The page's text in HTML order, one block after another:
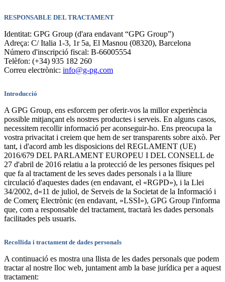
RESPONSABLE DEL TRACTAMENT
Identitat: GPG Group (d'ara endavant “GPG Group”)
Adreça: C/ Italia 1-3, 1r 5a, El Masnou (08320), Barcelona
Número d'inscripció fiscal: B-66005554
Telèfon: (+34) 935 182 260
Correu electrònic: info@g-pg.com
Introducció
A GPG Group, ens esforcem per oferir-vos la millor experiència
possible mitjançant els nostres productes i serveis. En alguns casos,
necessitem recollir informació per aconseguir-ho. Ens preocupa la
vostra privacitat i creiem que hem de ser transparents sobre això. Per
tant, i d'acord amb les disposicions del REGLAMENT (UE)
2016/679 DEL PARLAMENT EUROPEU I DEL CONSELL de
27 d'abril de 2016 relatiu a la protecció de les persones físiques pel
que fa al tractament de les seves dades personals i a la lliure
circulació d'aquestes dades (en endavant, el «RGPD»), i la Llei
34/2002, d«11 de juliol, de Serveis de la Societat de la Informació i
de Comerç Electrònic (en endavant, »LSSI»), GPG Group l'informa
que, com a responsable del tractament, tractarà les dades personals
facilitades pels usuaris.
Recollida i tractament de dades personals
A continuació es mostra una llista de les dades personals que podem
tractar al nostre lloc web, juntament amb la base jurídica per a aquest
tractament: